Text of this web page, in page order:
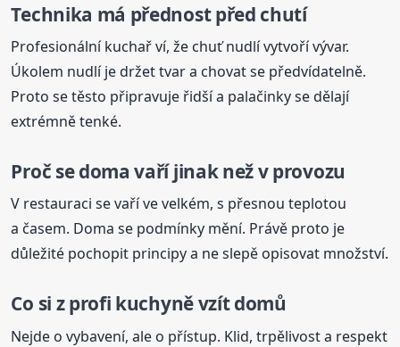
Technika má přednost před chutí
Profesionální kuchař ví, že chuť nudlí vytvoří vývar.
Úkolem nudlí je držet tvar a chovat se předvídatelně.
Proto se těsto připravuje řidší a palačinky se dělají
extrémně tenké.
Proč se doma vaří jinak než v provozu
V restauraci se vaří ve velkém, s přesnou teplotou
a časem. Doma se podmínky mění. Právě proto je
důležité pochopit principy a ne slepě opisovat množství.
Co si z profi kuchyně vzít domů
Nejde o vybavení, ale o přístup. Klid, trpělivost a respekt